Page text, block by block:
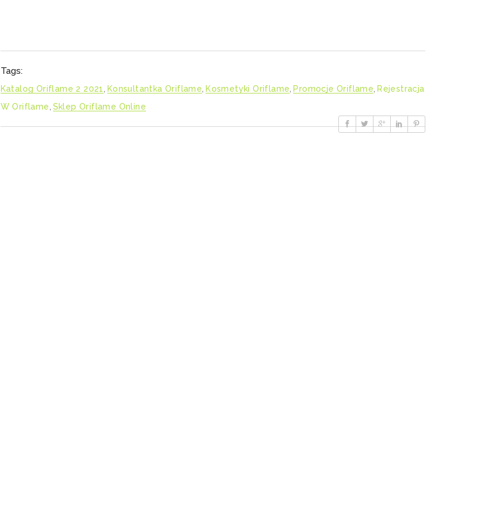
Tags:
Katalog Oriflame 2 2021 Konsultantka Oriflame Kosmetyki Oriflame Promocje Oriflame Rejestracja
W Oriflame Sklep Oriflame Online